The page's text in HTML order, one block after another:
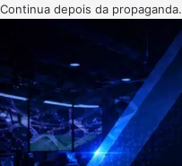
Continua depois da propaganda.